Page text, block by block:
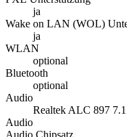
ja
Wake on LAN (WOL)
ja
WLAN
optional
Bluetooth
optional
Audio
Realtek ALC 897
Audio
Audio Chipsatz